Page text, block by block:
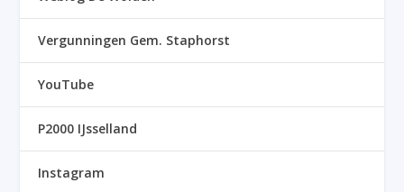
Vergunningen Gem. Staphorst
YouTube
P2000 IJsselland
Instagram